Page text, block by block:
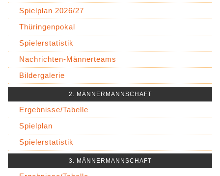
Spielplan 2026/27
Thüringenpokal
Spielerstatistik
Nachrichten-Männerteams
Bildergalerie
2. MÄNNERMANNSCHAFT
Ergebnisse/Tabelle
Spielplan
Spielerstatistik
3. MÄNNERMANNSCHAFT